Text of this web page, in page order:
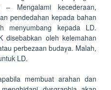
– Mengalami kecederaan,
pendedahan kepada bahan
menyumbang kepada LD.
disebabkan oleh kelemahan
perbezaan budaya. Malah,
LD.
membuat arahan dan